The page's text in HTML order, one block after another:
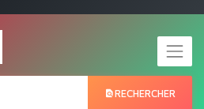
RECHERCHER